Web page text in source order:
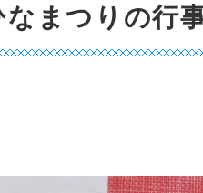
つりの行事